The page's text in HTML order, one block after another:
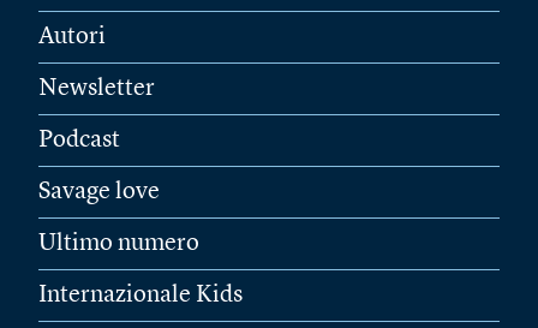
Autori
Newsletter
Podcast
Savage love
Ultimo numero
Internazionale Kids